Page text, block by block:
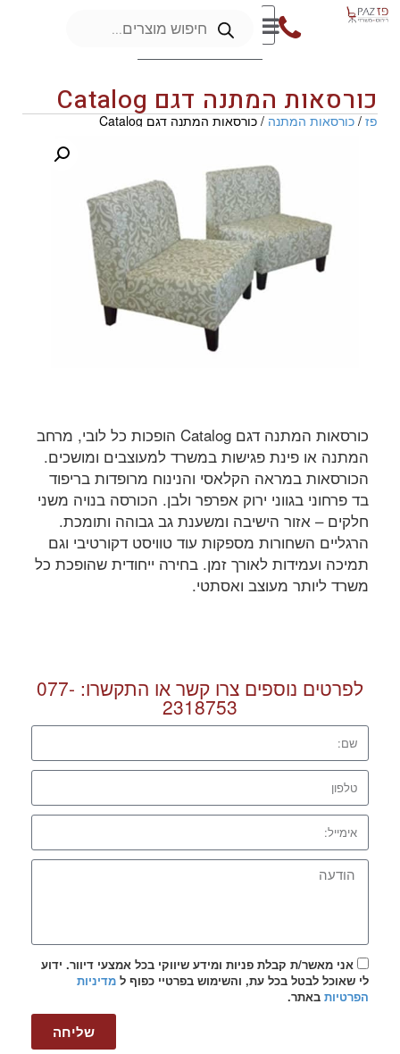
כורסאות המתנה דגם Catalog
פז/כורסאות המתנה/ כורסאות המתנה דגם Catalog
כורסאות המתנה דגם Catalog הופכות כל לובי, מרחב
המתנה או פינת פגישות במשרד למעוצבים ומושכים.
הכורסאות במראה הקלאסי והנינוח מרופדות בריפוד
בד פרחוני בגווני ירוק אפרפר ולבן. הכורסה בנויה משני
חלקים – אזור הישיבה ומשענת גב גבוהה ותומכת.
הרגליים השחורות מספקות עוד טוויסט דקורטיבי וגם
תמיכה ועמידות לאורך זמן. בחירה ייחודית שהופכת כל
משרד ליותר מעוצב ואסתטי.
לפרטים נוספים צרו קשר או התקשרו: 077-
2318753
אני מאשר/ת קבלת פניות ומידע שיווקי בכל אמצעי דיוור. ידוע
לי שאוכל לבטל בכל עת, והשימוש בפרטיי כפוף ל מדיניות
הפרטיות באתר.
שליחה